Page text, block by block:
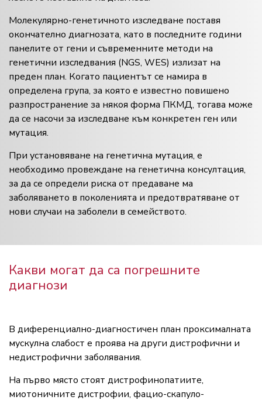
Молекулярно-генетичното изследване поставя
окончателно диагнозата, като в последните години
панелите от гени и съвременните методи на
генетични изследвания (NGS, WES) излизат на
преден план. Когато пациентът се намира в
определена група, за която е известно повишено
разпространение за някоя форма ПКМД, тогава може
да се насочи за изследване към конкретен ген или
мутация.
При установяване на генетична мутация, е
необходимо провеждане на генетична консултация,
за да се определи риска от предаване ма
заболяването в поколенията и предотвратяване от
нови случаи на заболели в семейството.
Какви могат да са погрешните
диагнози
В диференциално-диагностичен план проксималната
мускулна слабост е проява на други дистрофични и
недистрофични заболявания.
На първо място стоят дистрофинопатиите,
миотоничните дистрофии, фацио-скапуло-